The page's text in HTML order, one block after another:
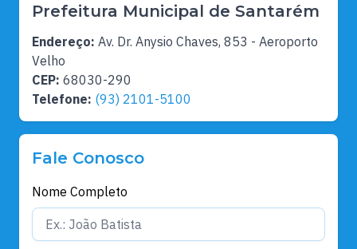
Prefeitura Municipal de Santarém
Endereço: Av. Dr. Anysio Chaves, 853 - Aeroporto
Velho
CEP: 68030-290
Telefone: (93) 2101-5100
Fale Conosco
Nome Completo